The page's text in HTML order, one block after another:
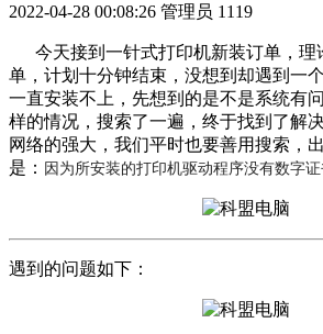
2022-04-28 00:08:26 管理员 1119
今天接到一针式打印机新装订单，理
单，计划十分钟结束，没想到却遇到一
一直安装不上，先想到的是不是系统有
样的情况，搜索了一遍，终于找到了解
网络的强大，我们平时也要善用搜索，
是： 因为所安装的打印机驱动程序没有数字证
遇到的问题如下：